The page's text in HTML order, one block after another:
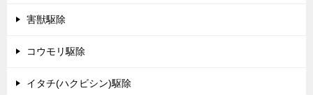
害獣駆除
コウモリ駆除
イタチ(ハクビシン)駆除